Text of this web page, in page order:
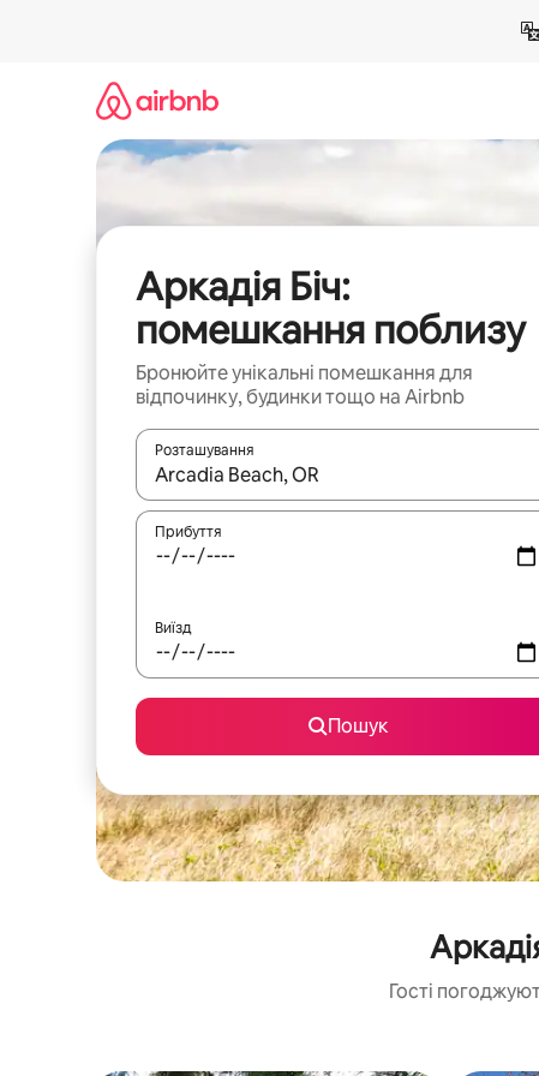
Аркадія Біч:
помешкання поблизу
Бронюйте унікальні помешкання для
відпочинку, будинки тощо на Airbnb
Розташування
Отримавши результати пошуку, використовуйте
Прибуття
Виїзд
Пошук
Гості